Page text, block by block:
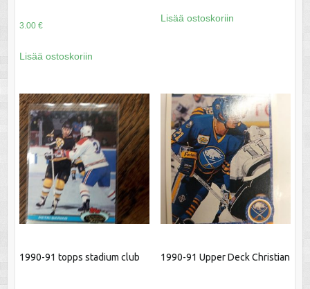
3.00 €
Lisää ostoskoriin
Lisää ostoskoriin
1990-91 topps stadium club 1990-91 Upper Deck Christian